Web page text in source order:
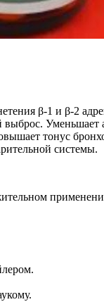
β-1 и β-2
Уменьшает
тонус
системы.